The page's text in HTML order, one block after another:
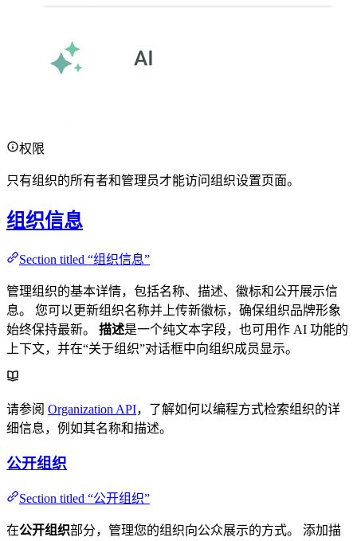
权限
只有组织的所有者和管理员才能访问组织设置页面。
组织信息
Section titled “组织信息”
管理组织的基本详情，包括名称、描述、徽标和公开展示信
息。 您可以更新组织名称并上传新徽标，确保组织品牌形象
始终保持最新。 描述是一个纯文本字段，也可用作 AI 功能的
上下文，并在“关于组织”对话框中向组织成员显示。
请参阅 Organization API，了解如何以编程方式检索组织的详
细信息，例如其名称和描述。
公开组织
Section titled “公开组织”
在公开组织部分，管理您的组织向公众展示的方式。 添加描